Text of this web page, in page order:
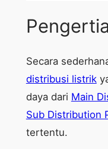
Secara
distribusi listrik
daya dari Main
Sub Distribution
tertentu.